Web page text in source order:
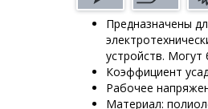
Предназначены
устройств.
Коэффициент
Рабочее
Материал: